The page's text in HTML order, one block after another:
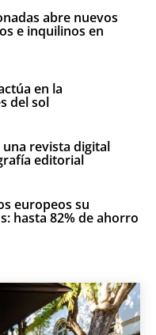
abre nuevos
e inquilinos en
en la
del sol
una revista digital
editorial
europeos su
hasta 82% de ahorro